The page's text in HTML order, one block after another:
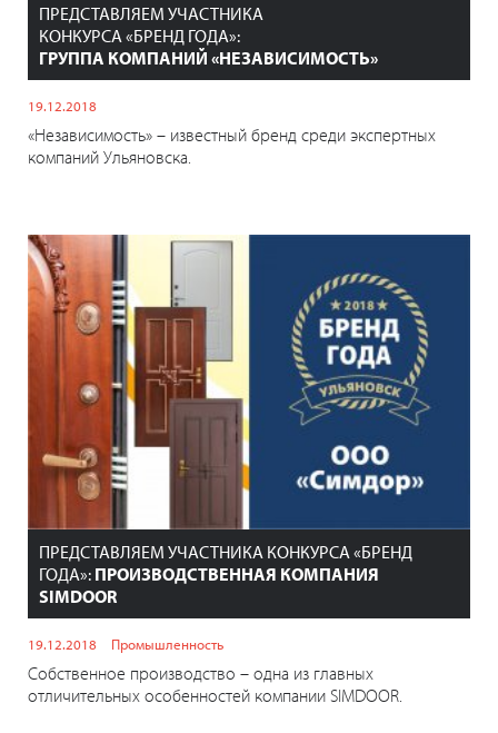
ПРЕДСТАВЛЯЕМ УЧАСТНИКА
КОНКУРСА «БРЕНД ГОДА»:
ГРУППА КОМПАНИЙ «НЕЗАВИСИМОСТЬ»
19.12.2018
«Независимость» – известный бренд среди экспертных
компаний Ульяновска.
ПРЕДСТАВЛЯЕМ УЧАСТНИКА КОНКУРСА «БРЕНД
ГОДА»: ПРОИЗВОДСТВЕННАЯ КОМПАНИЯ
SIMDOOR
19.12.2018 Промышленность
Собственное производство – одна из главных
отличительных особенностей компании SIMDOOR.